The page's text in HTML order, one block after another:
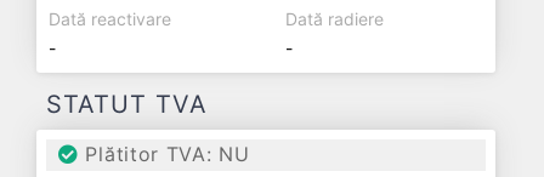
Dată reactivare
-
Dată radiere
-
STATUT TVA
Plătitor TVA: NU